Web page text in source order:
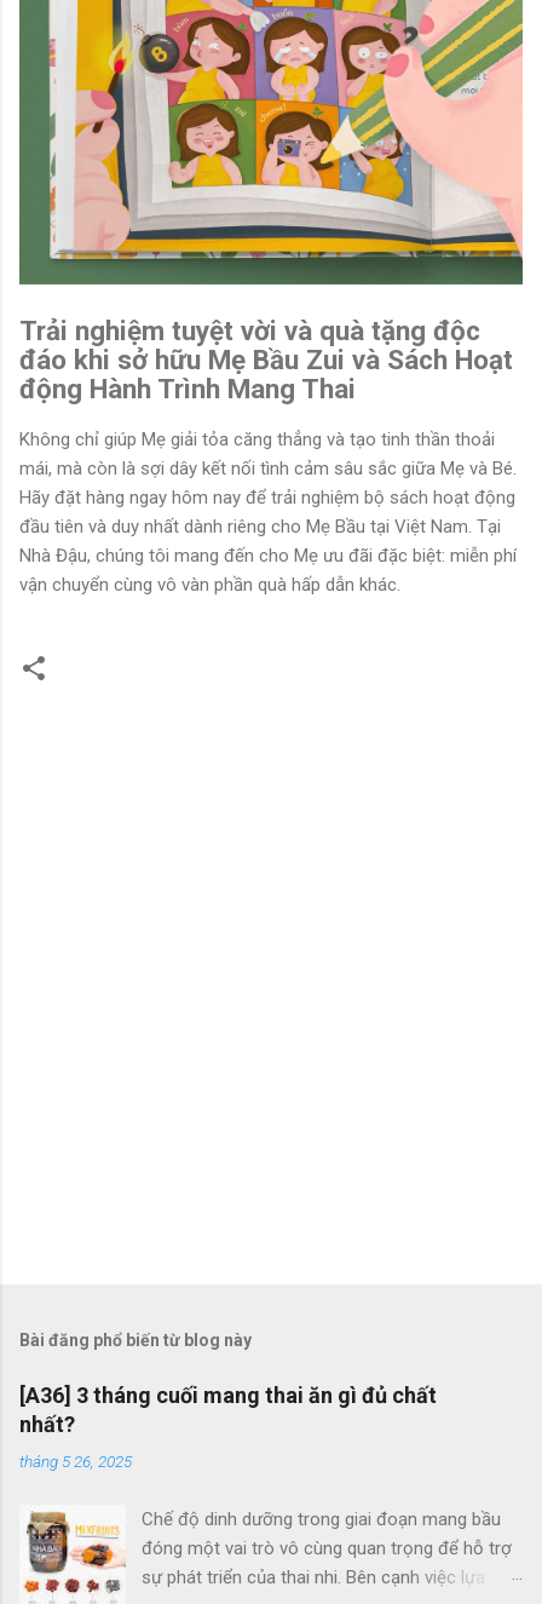
Trải nghiệm tuyệt vời và quà tặng độc
đáo khi sở hữu Mẹ Bầu Zui và Sách Hoạt
động Hành Trình Mang Thai
Không chỉ giúp Mẹ giải tỏa căng thẳng và tạo tinh thần thoải
mái, mà còn là sợi dây kết nối tình cảm sâu sắc giữa Mẹ và Bé.
Hãy đặt hàng ngay hôm nay để trải nghiệm bộ sách hoạt động
đầu tiên và duy nhất dành riêng cho Mẹ Bầu tại Việt Nam. Tại
Nhà Đậu, chúng tôi mang đến cho Mẹ ưu đãi đặc biệt: miễn phí
vận chuyển cùng vô vàn phần quà hấp dẫn khác.
Bài đăng phổ biến từ blog này
[A36] 3 tháng cuối mang thai ăn gì đủ chất
nhất?
tháng 5 26, 2025
Chế độ dinh dưỡng trong giai đoạn mang bầu
đóng một vai trò vô cùng quan trọng để hỗ trợ
sự phát triển của thai nhi. Bên cạnh việc lựa